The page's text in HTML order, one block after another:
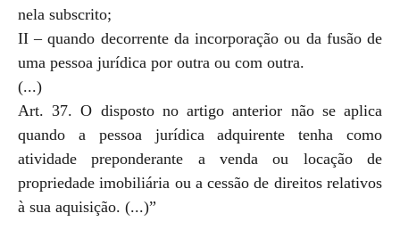
nela subscrito;
II – quando decorrente da incorporação ou da fusão de
uma pessoa jurídica por outra ou com outra.
(...)
Art. 37. O disposto no artigo anterior não se aplica
quando a pessoa jurídica adquirente tenha como
atividade preponderante a venda ou locação de
propriedade imobiliária ou a cessão de direitos relativos
à sua aquisição. (...)”